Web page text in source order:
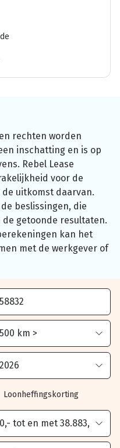
rechten worden
inschatting en is op
Rebel Lease
voor de
uitkomst daarvan.
beslissingen, die
getoonde resultaten.
kan het
met de werkgever of
Loonheffingskorting